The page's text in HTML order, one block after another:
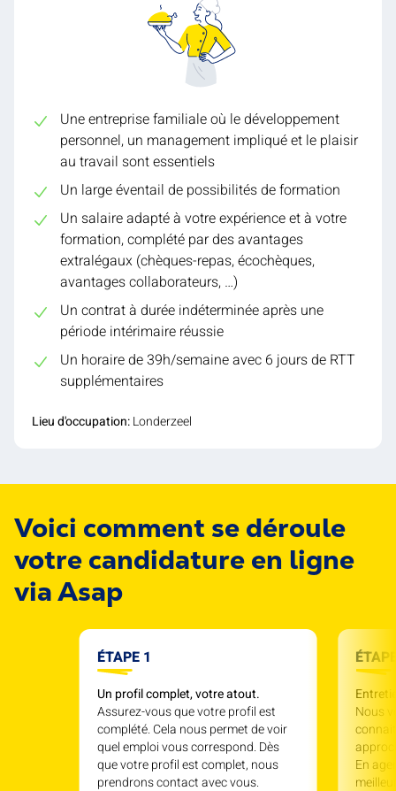
Une entreprise familiale où le développement
personnel, un management impliqué et le plaisir
au travail sont essentiels
Un large éventail de possibilités de formation
Un salaire adapté à votre expérience et à votre
formation, complété par des avantages
extralégaux (chèques-repas, écochèques,
avantages collaborateurs, …)
Un contrat à durée indéterminée après une
période intérimaire réussie
Un horaire de 39h/semaine avec 6 jours de RTT
supplémentaires
Lieu d'occupation:Londerzeel
Voici comment se déroule
votre candidature en ligne
via Asap
ÉTAPE 1
Un profil complet, votre atout.
Assurez-vous que votre profil est
complété. Cela nous permet de voir
quel emploi vous correspond. Dès
que votre profil est complet, nous
prendrons contact avec vous.
Nous
En